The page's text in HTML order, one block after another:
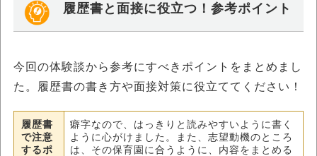
履歴書と面接に役立つ！参考ポイント
今回の体験談から参考にすべきポイントをまとめまし
た。履歴書の書き方や面接対策に役立ててください！
履歴書
で注意
するポ
癖字なので、はっきりと読みやすいように書く
ように心がけました。また、志望動機のところ
は、その保育園に合うように、内容をまとめる